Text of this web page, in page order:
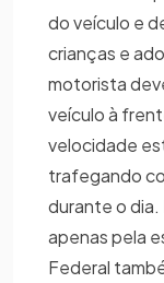
do veículo e
crianças e
motorista
veículo à
velocidade
trafegando
durante o dia.
apenas pela
Federal